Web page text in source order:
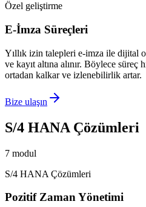
Özel geliştirme
E‑İmza Süreçleri
Yıllık izin talepleri e‑imza ile dijital
ve kayıt altına alınır. Böylece süreç
ortadan kalkar ve izlenebilirlik artar.
Bize ulaşın
S/4 HANA Çözümleri
7 modul
S/4 HANA Çözümleri
Pozitif Zaman Yönetimi